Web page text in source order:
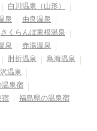
白川温泉（山形）
泉
由良温泉
さくらんぼ東根温泉
泉
赤湯温泉
肘折温泉
鳥海温泉
温泉
温泉宿
宿 福島県の温泉宿